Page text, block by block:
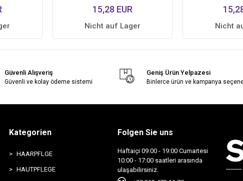
15,28 EUR
Nicht auf Lager Nicht
Güvenli Alışveriş
Güvenli ve kolay ödeme sistemi
Geniş Ürün Yelpazesi
Binlerce ürün ve kampanya
Kategorien
HAARPFLGE
HAUTPFLEGE
Folgen Sie uns
Haftaiçi 09:00 - 19:00 Cumartesi
10:00 - 17:00 saatleri arasında
ulaşabilirsiniz.